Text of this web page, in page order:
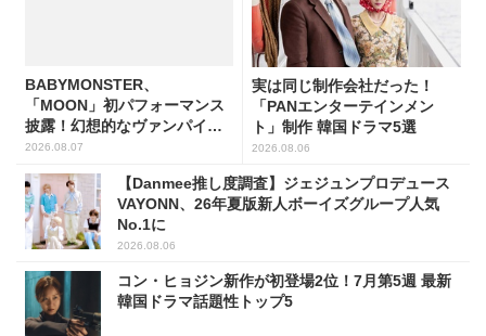
BABYMONSTER、
「MOON」初パフォーマンス
披露！幻想的なヴァンパイア
の世界観を表現
2026.08.07
実は同じ制作会社だった！
「PANエンターテインメン
ト」制作 韓国ドラマ5選
2026.08.06
【Danmee推し度調査】ジェジュンプロデュース
VAYONN、26年夏版新人ボーイズグループ人気
No.1に
2026.08.06
コン・ヒョジン新作が初登場2位！7月第5週 最新
韓国ドラマ話題性トップ5